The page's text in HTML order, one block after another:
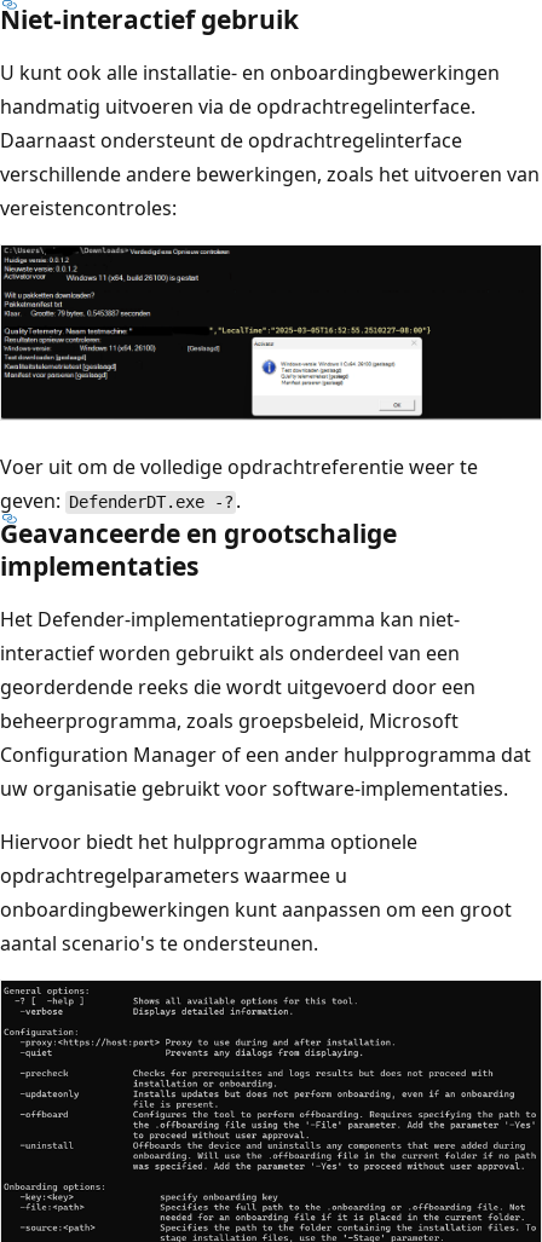
Niet-interactief gebruik
U kunt ook alle installatie- en onboardingbewerkingen
handmatig uitvoeren via de opdrachtregelinterface.
Daarnaast ondersteunt de opdrachtregelinterface
verschillende andere bewerkingen, zoals het uitvoeren van
vereistencontroles:
Voer uit om de volledige opdrachtreferentie weer te
geven: DefenderDT.exe -? .
Geavanceerde en grootschalige
implementaties
Het Defender-implementatieprogramma kan niet-
interactief worden gebruikt als onderdeel van een
georderdende reeks die wordt uitgevoerd door een
beheerprogramma, zoals groepsbeleid, Microsoft
Configuration Manager of een ander hulpprogramma dat
uw organisatie gebruikt voor software-implementaties.
Hiervoor biedt het hulpprogramma optionele
opdrachtregelparameters waarmee u
onboardingbewerkingen kunt aanpassen om een groot
aantal scenario's te ondersteunen.